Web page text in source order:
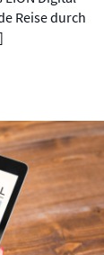
Reise durch